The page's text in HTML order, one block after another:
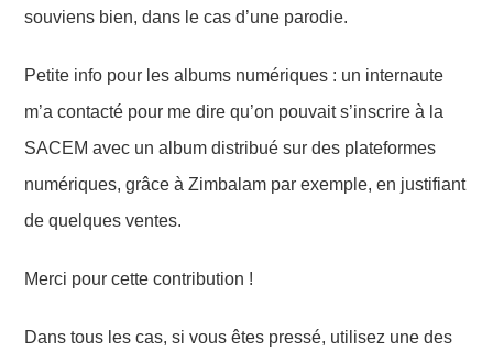
souviens bien, dans le cas d’une parodie.
Petite info pour les albums numériques : un internaute
m’a contacté pour me dire qu’on pouvait s’inscrire à la
SACEM avec un album distribuésur des plateformes
numériques, grâce àZimbalam par exemple, en justifiant
de quelques ventes.
Merci pour cette contribution !
Dans tous les cas, si vous êtes pressé, utilisez une des